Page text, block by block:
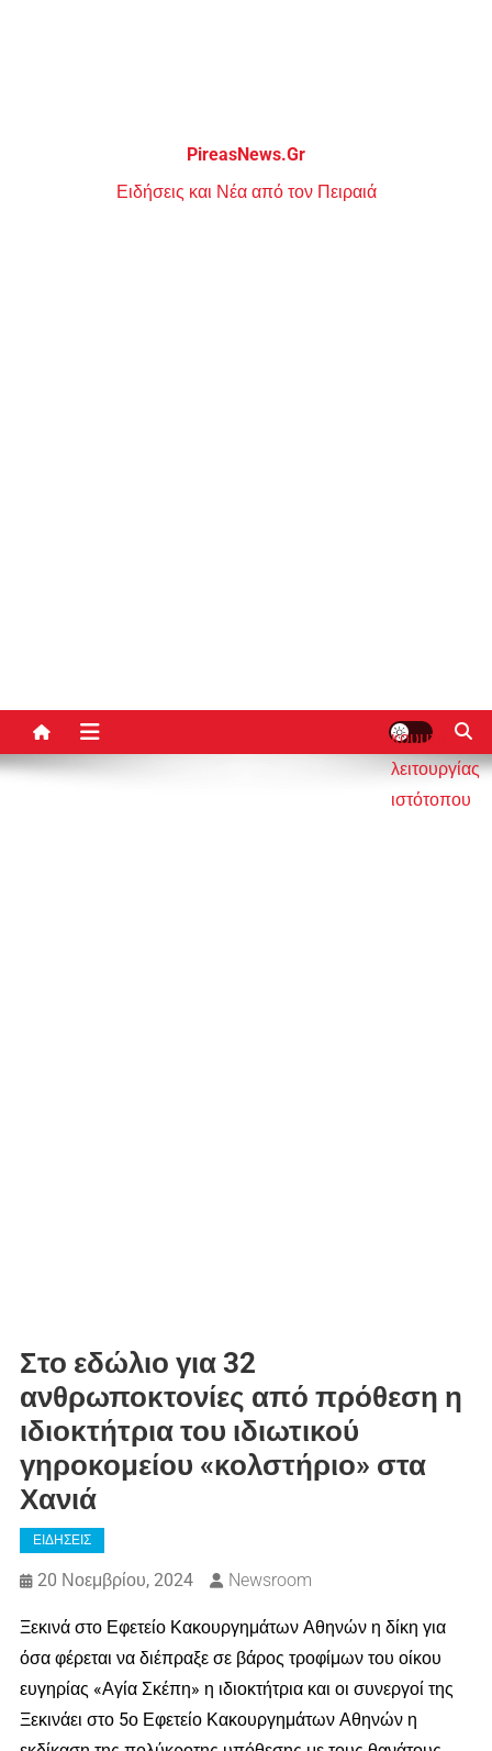
PireasNews.Gr
Ειδήσεις και Νέα από τον Πειραιά
κουμπί
λειτουργίας
ιστότοπου
Στο εδώλιο για 32
ανθρωποκτονίες από πρόθεση η
ιδιοκτήτρια του ιδιωτικού
γηροκομείου «κολστήριο» στα
Χανιά
ΕΙΔΗΣΕΙΣ
20 Νοεμβρίου, 2024 Newsroom
Ξεκινά στο Εφετείο Κακουργημάτων Αθηνών η δίκη για
όσα φέρεται να διέπραξε σε βάρος τροφίμων του οίκου
ευγηρίας «Αγία Σκέπη» η ιδιοκτήτρια και οι συνεργοί της
Ξεκινάει στο 5ο Εφετείο Κακουργημάτων Αθηνών η